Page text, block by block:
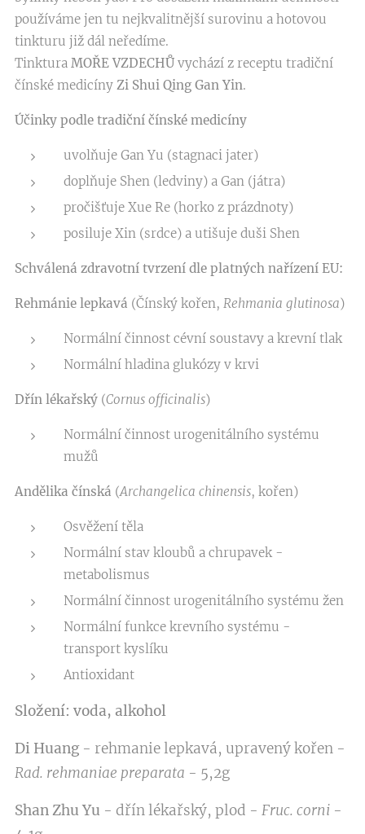
používáme jen tu nejkvalitnější surovinu a hotovou
tinkturu již dál neředíme.
Tinktura MOŘE VZDECHŮ vychází z receptu tradiční
čínské medicíny Zi Shui Qing Gan Yin.
Účinky podle tradiční čínské medicíny
uvolňuje Gan Yu (stagnaci jater)
doplňuje Shen (ledviny) a Gan (játra)
pročišťuje Xue Re (horko z prázdnoty)
posiluje Xin (srdce) a utišuje duši Shen
Schválená zdravotní tvrzení dle platných nařízení EU:
Rehmánie lepkavá (Čínský kořen, Rehmania glutinosa)
Normální činnost cévní soustavy a krevní tlak
Normální hladina glukózy v krvi
Dřín lékařský (Cornus officinalis)
Normální činnost urogenitálního systému
mužů
Andělika čínská (Archangelica chinensis, kořen)
Osvěžení těla
Normální stav kloubů a chrupavek -
metabolismus
Normální činnost urogenitálního systému žen
Normální funkce krevního systému -
transport kyslíku
Antioxidant
Složení: voda, alkohol
Di Huang- rehmanie lepkavá, upravený kořen -
Rad. rehmaniae preparata - 5,2g
Shan Zhu Yu - dřín lékařský, plod - Fruc. corni -